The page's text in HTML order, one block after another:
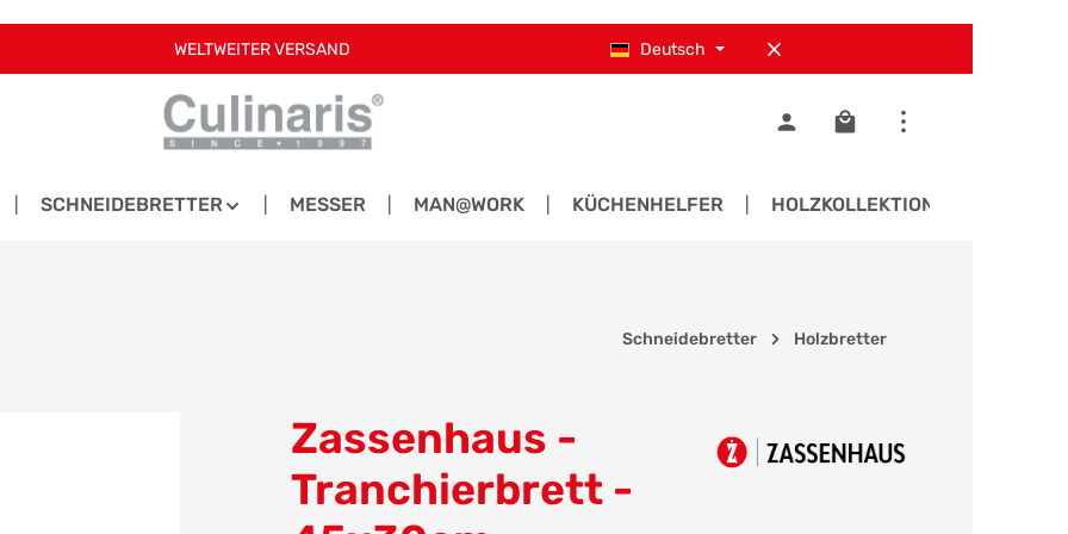
WELTWEITER VERSAND Deutsch
Warenkorb enthält 0
SCHNEIDEBRETTER MESSER MAN@WORK KÜCHENHELFER HOLZKOLLEKTIONEN
Schneidebretter Holzbretter
Zassenhaus -
Tranchierbrett -